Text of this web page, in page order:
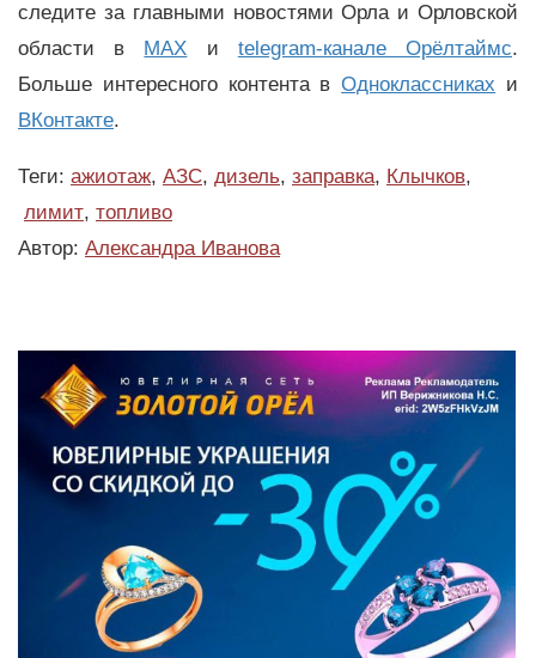
следите за главными новостями Орла и Орловской
области в MAX и telegram-канале Орёлтаймс.
Больше интересного контента вОдноклассниках и
ВКонтакте.
Теги: ажиотаж, АЗС, дизель, заправка, Клычков,
лимит, топливо
Автор: Александра Иванова